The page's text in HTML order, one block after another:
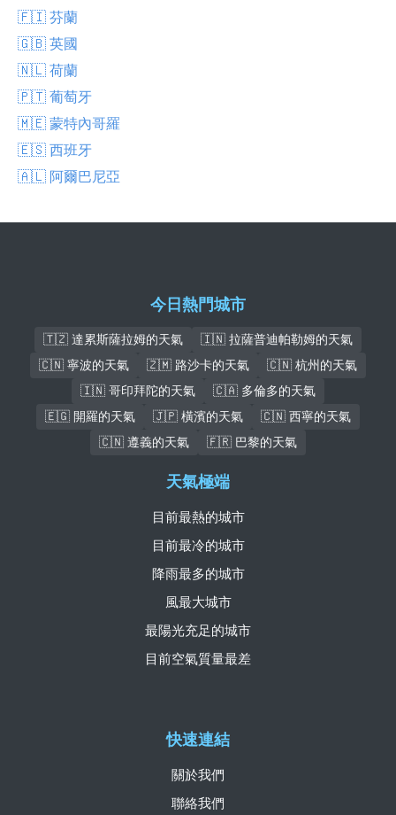
🇫🇮 芬蘭
🇬🇧 英國
🇳🇱 荷蘭
🇵🇹 葡萄牙
🇲🇪 蒙特內哥羅
🇪🇸 西班牙
🇦🇱 阿爾巴尼亞
今日熱門城市
🇹🇿 達累斯薩拉姆的天氣
🇮🇳 拉薩普迪帕勒姆的天氣
🇨🇳 寧波的天氣
🇿🇲 路沙卡的天氣
🇨🇳 杭州的天氣
🇮🇳 哥印拜陀的天氣
🇨🇦 多倫多的天氣
🇪🇬 開羅的天氣
🇯🇵 橫濱的天氣
🇨🇳 西寧的天氣
🇨🇳 遵義的天氣
🇫🇷 巴黎的天氣
快速連結
關於我們
聯絡我們
天氣極端
目前最熱的城市
目前最冷的城市
降雨最多的城市
風最大城市
最陽光充足的城市
目前空氣質量最差